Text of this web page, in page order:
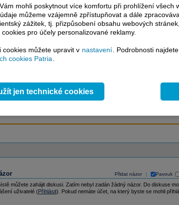
kekompletnímu zpravodajství
bez jakýchkoliv omezení. Veškeré
komentáře a horké zprávy jsou
terminálovou metodou (bez nutnosti obnovovat
a v plné verzi.
servis, rozsáhlédatabázečasových řad ke stažení,
a valuace, ekonomickéfundamenty
Přidat názor Pavouk
můžete zahájit diskusi. Zatím nebyl zadán žádný názor. Do diskuse
uživatelé (Přihlásit). Pokud nemáte účet, na který byste se mohli
mohli poskytnout více komfortu při prohlížení všech
můžeme vzájemně zpřístupňovat a dále
zážitek, tj. přizpůsobení obsahu webových
pro účely personalizované reklamy.
cookies můžete upravit v nastavení . Podrobnosti
cookies Patria
jen technické cookies